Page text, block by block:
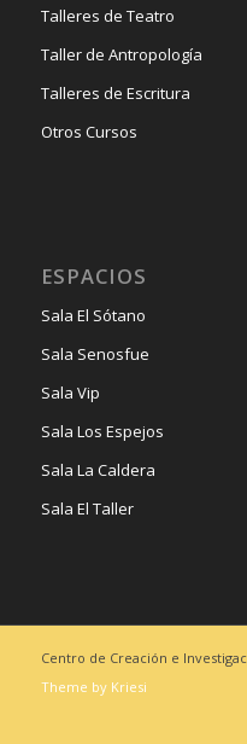
Talleres de Teatro
Taller de Antropología
Talleres de Escritura
Otros Cursos
ESPACIOS
Sala El Sótano
Sala Senosfue
Sala Vip
Sala Los Espejos
Sala La Caldera
Sala El Taller
Centro de Creación e
Theme by Kriesi